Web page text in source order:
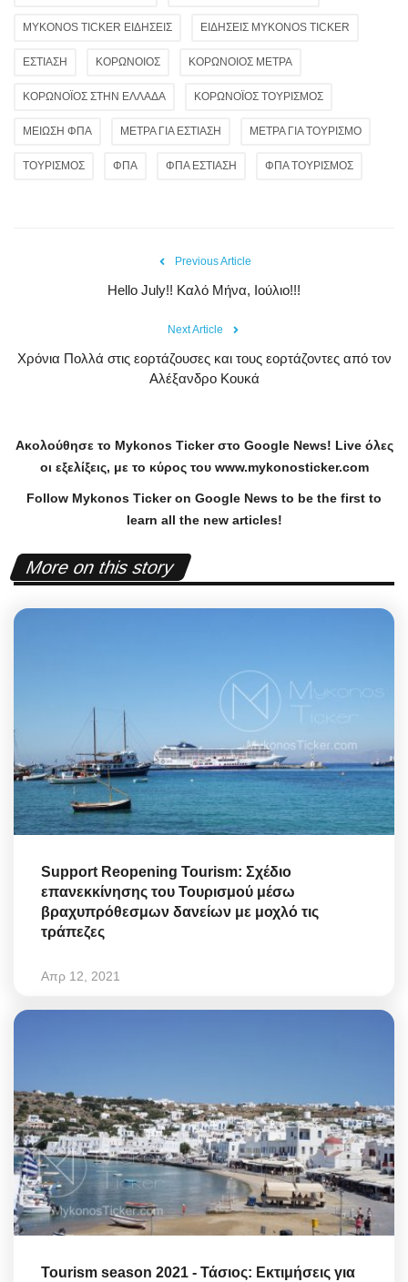
MYKONOS TICKER ΕΙΔΗΣΕΙΣ ΕΙΔΗΣΕΙΣ MYKONOS TICKER
ΕΣΤΙΑΣΗ ΚΟΡΩΝΟΙΟΣ ΚΟΡΩΝΟΙΟΣ ΜΕΤΡΑ
ΚΟΡΩΝΟΪΟΣ ΣΤΗΝ ΕΛΛΑΔΑ ΚΟΡΩΝΟΪΟΣ ΤΟΥΡΙΣΜΟΣ
ΜΕΙΩΣΗ ΦΠΑ ΜΕΤΡΑ ΓΙΑ ΕΣΤΙΑΣΗ ΜΕΤΡΑ ΓΙΑ ΤΟΥΡΙΣΜΟ
ΤΟΥΡΙΣΜΟΣ ΦΠΑ ΦΠΑ ΕΣΤΙΑΣΗ ΦΠΑ ΤΟΥΡΙΣΜΟΣ
Previous Article
Hello July!! Καλό Μήνα, Ιούλιο!!!
Next Article
Χρόνια Πολλά στις εορτάζουσες και τους εορτάζοντες από τον
Αλέξανδρο Κουκά
Ακολούθησε το Mykonos Tickerστο Google News! Liveόλες
οι εξελίξεις, με το κύρος του www.mykonosticker.com
Follow Mykonos Ticker on Google News to be the first to
learn all the new articles!
More on this story
Support Reopening Tourism: Σχέδιο
επανεκκίνησης του Τουρισμού μέσω
βραχυπρόθεσμων δανείων με μοχλό τις
τράπεζες
Απρ 12, 2021
Tourism season 2021 - Τάσιος: Εκτιμήσεις για